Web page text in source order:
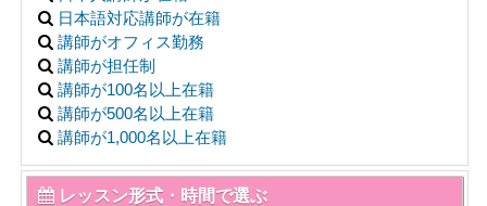
日本語対応講師が在籍
講師がオフィス勤務
講師が担任制
講師が100名以上在籍
講師が500名以上在籍
講師が1,000名以上在籍
レッスン形式・時間で選ぶ